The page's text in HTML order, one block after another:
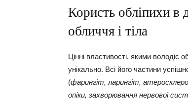
Користь обліпихи в
обличчя і тіла
Цінні властивості, якими володіє
унікально. Всі його частини
(фарингіт, ларингіт,
опіки, захворювання нервової